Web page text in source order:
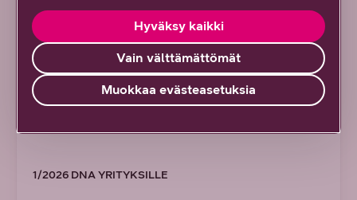
1/2026 DNA YRITYKSILLE
Vain välttämättömät
Hyväksy kaikki
Muokkaa evästeasetuksia